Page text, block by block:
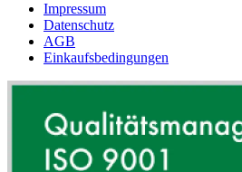
Impressum
Datenschutz
AGB
Einkaufsbedingungen